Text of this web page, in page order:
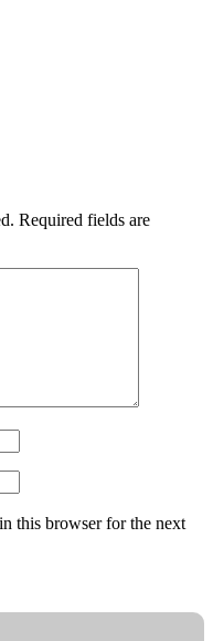
Required fields are
this browser for the next